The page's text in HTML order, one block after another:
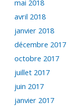
mai 2018
avril 2018
janvier 2018
décembre 2017
octobre 2017
juillet 2017
juin 2017
janvier 2017